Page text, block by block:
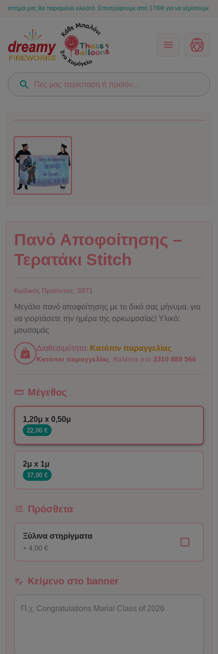
μας θα παραμείνει κλειστό. Επιστρέφουμε από 17/08 για να γεμίσουμε ξανά τις
Πανό Αποφοίτησης –
Τερατάκι Stitch
Κωδικός Προϊόντος: 3971
Μεγάλο πανό αποφοίτησης με το δικό σας μήνυμα, για
να γιορτάσετε την ημέρα της ορκωμοσίας! Υλικό:
μουσαμάς
Διαθεσιμότητα: Κατόπιν παραγγελίας
Κατόπιν παραγγελίας . Καλέστε στο 2310 889 566
Μέγεθος
1,20μ x 0,50μ
22,00 €
2μ x 1μ
37,00 €
Πρόσθετα
Ξύλινα στηρίγματα
+ 4,00 €
Κείμενο στο banner